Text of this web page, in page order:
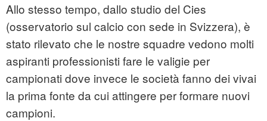
Allo stesso tempo, dallo studio del Cies
(osservatorio sul calcio con sede in Svizzera), è
stato rilevato che le nostre squadre vedono molti
aspiranti professionisti fare le valigie per
campionati dove invece le società fanno dei vivai
la prima fonte da cui attingere per formare nuovi
campioni.